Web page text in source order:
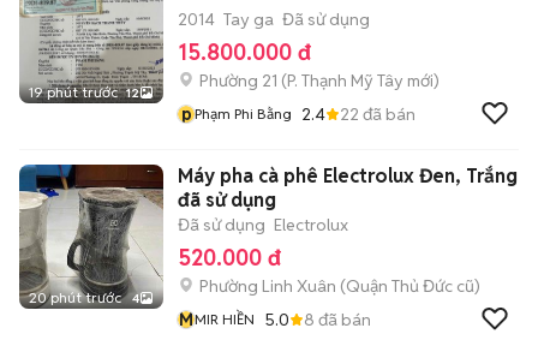
19 phút trước 12
2014 Tay ga Đã sử dụng
15.800.000 đ
Phường 21 (P. Thạnh Mỹ Tây mới)
pPhạm Phi Bằng 2.4 22 đã bán
20 phút trước 4
Máy pha cà phê Electrolux Đen, Trắng
đã sử dụng
Đã sử dụng Electrolux
520.000 đ
Phường Linh Xuân (Quận Thủ Đức cũ)
MMIR HIỀN 5.0 8 đã bán